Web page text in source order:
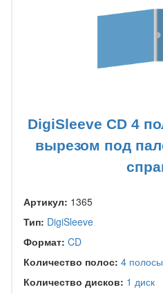
DigiSleeve CD 4
вырезом под
Артикул: 1365
Тип: DigiSleeve
Формат: CD
Количество полос: 4 полосы
Количество дисков: 1 диск